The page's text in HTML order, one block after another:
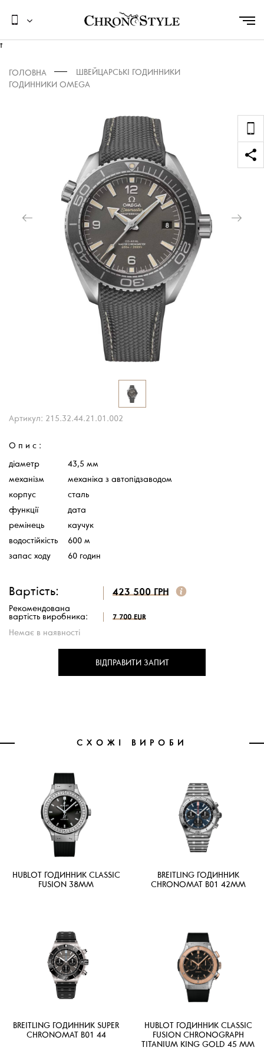
t
ГОЛОВНА
ГОДИННИКИ OMEGA
ШВЕЙЦАРСЬКІ ГОДИННИКИ
Артикул: 215.32.44.21.01.002
Опис:
діаметр
43,5 мм
механізм
механіка з автопідзаводом
корпус
cталь
функції
дата
ремінець
каучук
водостійкість
600 м
запас ходу
60 годин
Вартість: 423 500 ГРН
Рекомендована
вартість виробника: 7 700 EUR
Немає в наявності
ВІДПРАВИТИ ЗАПИТ
СХОЖІ ВИРОБИ
HUBLOT ГОДИННИК CLASSIC
FUSION 38ММ
BREITLING ГОДИННИК
CHRONOMAT B01 42MM
BREITLING ГОДИННИК SUPER
CHRONOMAT B01 44
HUBLOT ГОДИННИК CLASSIC
FUSION CHRONOGRAPH
TITANIUM KING GOLD 45 MM